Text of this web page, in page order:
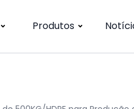
Produtos